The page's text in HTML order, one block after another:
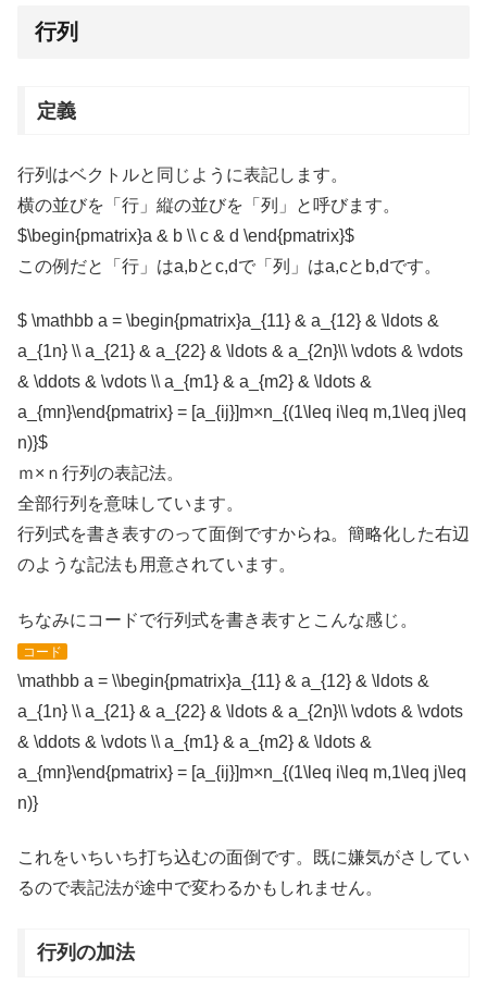
行列
定義
行列はベクトルと同じように表記します。
横の並びを「行」縦の並びを「列」と呼びます。
$\begin{pmatrix}a & b \\ c & d \end{pmatrix}$
この例だと「行」はa,bとc,dで「列」はa,cとb,dです。
$ \mathbb a = \begin{pmatrix}a_{11} & a_{12} & \ldots &
a_{1n} \\ a_{21} & a_{22} & \ldots & a_{2n}\\ \vdots & \vdots
& \ddots & \vdots \\ a_{m1} & a_{m2} & \ldots &
a_{mn}\end{pmatrix} = [a_{ij}]m×n_{(1\leq i\leq m,1\leq j\leq
n)}$
ｍ×ｎ行列の表記法。
全部行列を意味しています。
行列式を書き表すのって面倒ですからね。簡略化した右辺
のような記法も用意されています。
ちなみにコードで行列式を書き表すとこんな感じ。
コード
\mathbb a = \\begin{pmatrix}a_{11} & a_{12} & \ldots &
a_{1n} \\ a_{21} & a_{22} & \ldots & a_{2n}\\ \vdots & \vdots
& \ddots & \vdots \\ a_{m1} & a_{m2} & \ldots &
a_{mn}\end{pmatrix} = [a_{ij}]m×n_{(1\leq i\leq m,1\leq j\leq
n)}
これをいちいち打ち込むの面倒です。既に嫌気がさしてい
るので表記法が途中で変わるかもしれません。
行列の加法